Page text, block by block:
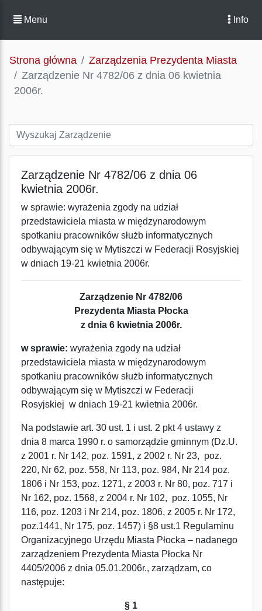
Menu Info
Strona główna
Zarządzenia Prezydenta Miasta
Zarządzenie Nr 4782/06 z dnia 06 kwietnia
2006r.
Zarządzenie Nr 4782/06 z dnia 06
kwietnia 2006r.
w sprawie: wyrażenia zgody na udział
przedstawiciela miasta w międzynarodowym
spotkaniu pracowników służb informatycznych
odbywającym się w Mytiszczi w Federacji Rosyjskiej
w dniach 19-21 kwietnia 2006r.
Zarządzenie Nr 4782/06
Prezydenta Miasta Płocka
z dnia 6 kwietnia 2006r.
w sprawie: wyrażenia zgody na udział
przedstawiciela miasta w międzynarodowym
spotkaniu pracowników służb informatycznych
odbywającym się w Mytiszczi w Federacji
Rosyjskiej w dniach 19-21 kwietnia 2006r.
Na podstawie art. 30 ust. 1 i ust. 2 pkt 4 ustawy z
dnia 8 marca 1990 r. o samorządzie gminnym (Dz.U.
z 2001 r. Nr 142, poz. 1591, z 2002 r. Nr 23, poz.
220, Nr 62, poz. 558, Nr 113, poz. 984, Nr 214 poz.
1806 i Nr 153, poz. 1271, z 2003 r. Nr 80, poz. 717 i
Nr 162, poz. 1568, z 2004 r. Nr 102, poz. 1055, Nr
116, poz. 1203 i Nr 214, poz. 1806, z 2005 r. Nr 172,
poz.1441, Nr 175, poz. 1457) i §8 ust.1 Regulaminu
Organizacyjnego Urzędu Miasta Płocka – nadanego
zarządzeniem Prezydenta Miasta Płocka Nr
4405/2006 z dnia 05.01.2006r., zarządzam, co
następuje:
§ 1